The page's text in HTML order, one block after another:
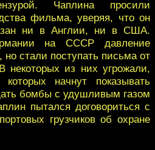
Чаплина просили
фильма, уверяя, что он
ни в Англии, ни в США.
на СССР давление
но стали поступать письма от
некоторых из них угрожали,
начнут показывать
бомбы с удушливым газом
пытался договориться с
грузчиков об охране